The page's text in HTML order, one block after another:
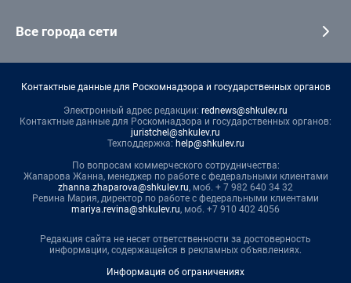
Все города сети
Контактные данные для Роскомнадзора и государственных органов
Электронный адрес редакции: rednews@shkulev.ru
Контактные данные для Роскомнадзора и государственных органов:
juristchel@shkulev.ru
Техподдержка: help@shkulev.ru
По вопросам коммерческого сотрудничества:
Жапарова Жанна, менеджер по работе с федеральными клиентами
zhanna.zhaparova@shkulev.ru, моб. + 7 982 640 34 32
Ревина Мария, директор по работе с федеральными клиентами
mariya.revina@shkulev.ru, моб. +7 910 402 4056
Редакция сайта не несет ответственности за достоверность
информации, содержащейся в рекламных объявлениях.
Информация об ограничениях